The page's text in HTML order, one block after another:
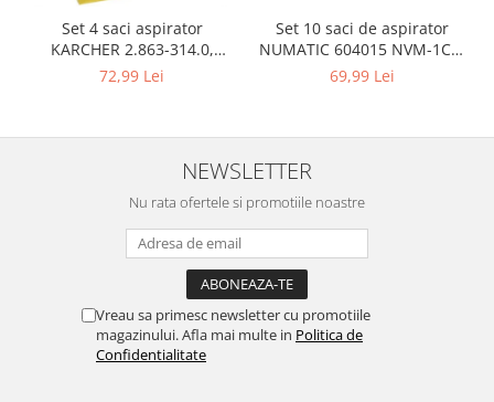
Servere, Componente & UPS
Telecomenzi garaj
Sport & Activitati in aer liber
Sporturi de interior
TV, Audio & Foto
Set 4 saci aspirator
KARCHER 2.863-314.0,
compatibil cu WD, KWD, SE
72,99 Lei
Set 10 saci de aspirator
NUMATIC 604015 NVM-1CH,
9L
69,99 Lei
NEWSLETTER
Nu rata ofertele si promotiile noastre
Vreau sa primesc newsletter cu promotiile
magazinului. Afla mai multe in Politica de
Confidentialitate